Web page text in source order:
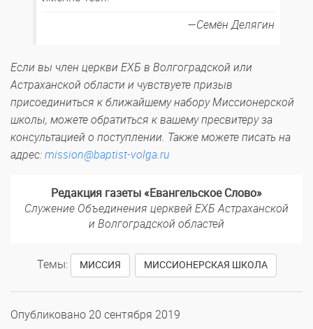
Семён Делягин
Если вы член церкви ЕХБ в Волгоградской или
Астраханской области и чувствуете призыв
присоединиться к ближайшему набору Миссионерской
школы, можете обратиться к вашему пресвитеру за
консультацией о поступлении. Также можете писать на
адрес: mission@baptist-volga.ru
Редакция газеты «Евангельское Слово»
Служение Объединения церквей ЕХБ Астраханской
и Волгоградской областей
Темы: МИССИЯ МИССИОНЕРСКАЯ ШКОЛА
Опубликовано 20 сентября 2019